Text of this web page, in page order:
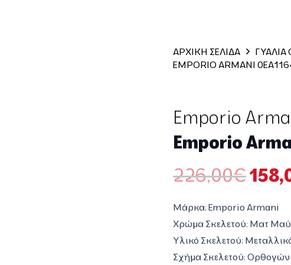
ΑΡΧΙΚΗ ΣΕΛΙΔΑ ΓΥΑΛΙΑ
EMPORIO ARMANI
Emporio
Emporio
226,00€
price
was:
Μάρκα: Emporio Armani
Χρώμα Σκελετού: Ματ
Υλικό Σκελετού:
Σχήμα Σκελετού: